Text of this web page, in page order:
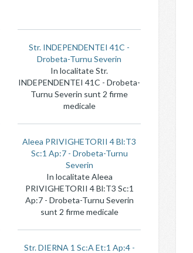
Str. INDEPENDENTEI 41C -
Drobeta-Turnu Severin
In localitate Str.
INDEPENDENTEI 41C - Drobeta-
Turnu Severin sunt 2 firme
medicale
Aleea PRIVIGHETORII 4 Bl:T3
Sc:1 Ap:7 - Drobeta-Turnu
Severin
In localitate Aleea
PRIVIGHETORII 4 Bl:T3 Sc:1
Ap:7 - Drobeta-Turnu Severin
sunt 2 firme medicale
Str. DIERNA 1 Sc:A Et:1 Ap:4 -